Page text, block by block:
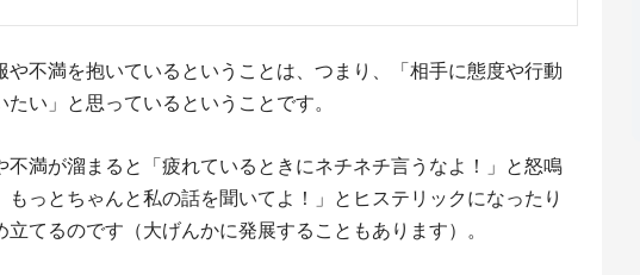
や不満を抱いているということは、つまり、「相手に態度や行動
たい」と思っているということです。
不満が溜まると「疲れているときにネチネチ言うなよ！」と怒鳴
もっとちゃんと私の話を聞いてよ！」とヒステリックになったり
立てるのです（大げんかに発展することもあります）。